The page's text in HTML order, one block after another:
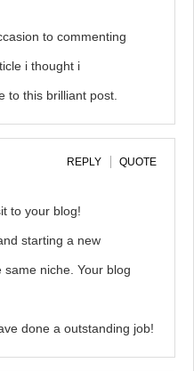
to commenting
i thought i
to this brilliant post.
REPLY QUOTE
to your blog!
starting a new
niche. Your blog
done a outstanding job!